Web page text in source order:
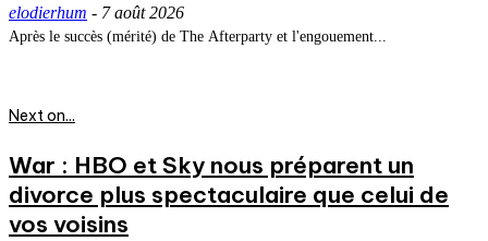
elodierhum - 7 août 2026
Après le succès (mérité) de The Afterparty et l'engouement...
Next on...
War : HBO et Sky nous préparent un
divorce plus spectaculaire que celui de
vos voisins